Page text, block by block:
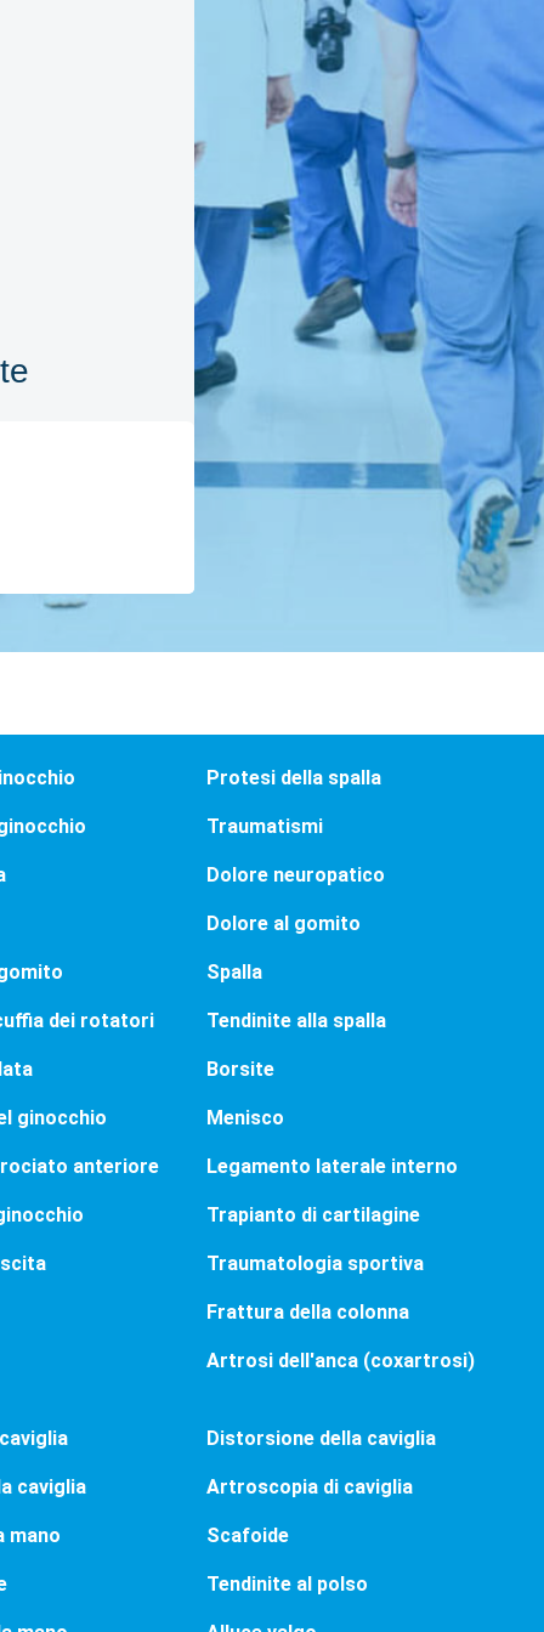
Protesi della spalla
Traumatismi
Dolore neuropatico
Dolore al gomito
Spalla
dei rotatori Tendinite alla spalla
Borsite
ginocchio Menisco
anteriore Legamento laterale interno
Trapianto di cartilagine
Traumatologia sportiva
Frattura della colonna
Artrosi dell'anca (coxartrosi)
Distorsione della caviglia
caviglia Artroscopia di caviglia
mano Scafoide
Tendinite al polso